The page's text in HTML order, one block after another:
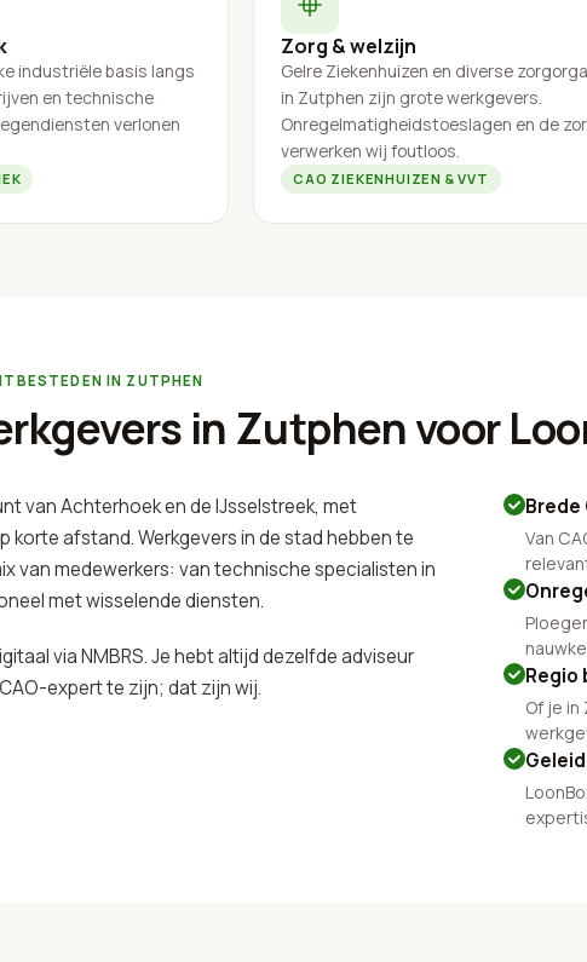
industriële basis langs
en technische
verlonen
Zorg & welzijn
Gelre Ziekenhuizen en diverse
in Zutphen zijn grote werkgevers.
Onregelmatigheidstoeslagen en de
verwerken wij foutloos.
CAO ZIEKENHUIZEN & VVT
IN ZUTPHEN
in Zutphen voor
van Achterhoek en de IJsselstreek, met
korte afstand. Werkgevers in de stad hebben te
van medewerkers: van technische specialisten in
met wisselende diensten.
via NMBRS. Je hebt altijd dezelfde adviseur
expert te zijn; dat zijn wij.
Brede
Van
Regio
Of je